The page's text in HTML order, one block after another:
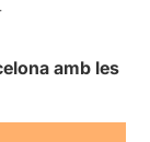
amb les